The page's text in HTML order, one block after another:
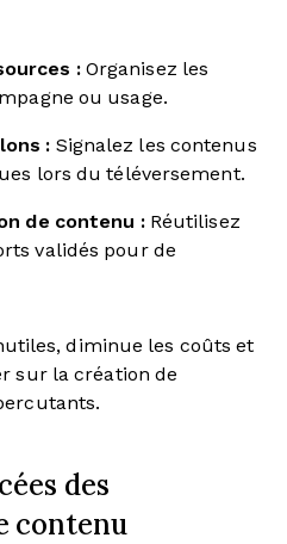
:Organisez les
ou usage.
: Signalez les contenus
lors du téléversement.
de contenu :Réutilisez
validés pour de
diminue les coûts et
sur la création de
des
contenu